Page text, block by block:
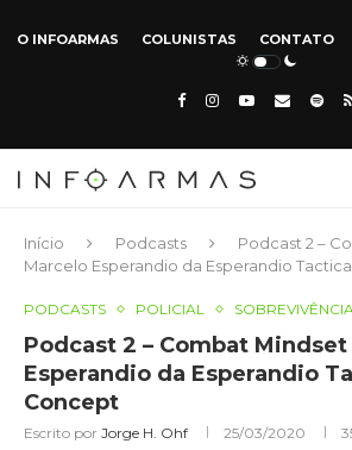
O INFOARMAS COLUNISTAS CONTATO
Início Podcasts
Podcast 2 –
Marcelo Esperandio da Esperandio
PODCASTS POLICIAL
Podcast 2 – Combat
Esperandio da Esperandio
Concept
Escrito por Jorge H. Ohf 25/03/2020